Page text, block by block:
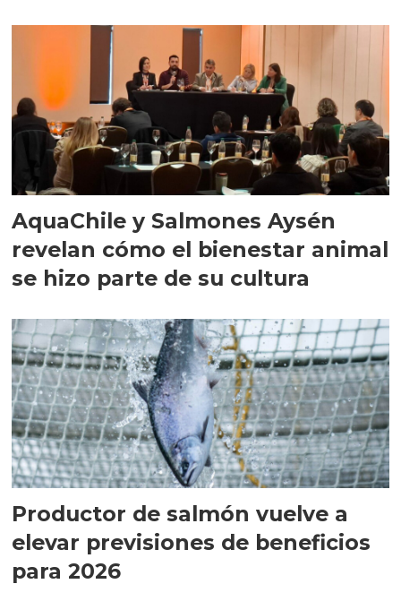
AquaChile y Salmones Aysén
revelan cómo el bienestar animal
se hizo parte de su cultura
Productor de salmón vuelve a
elevar previsiones de beneficios
para 2026